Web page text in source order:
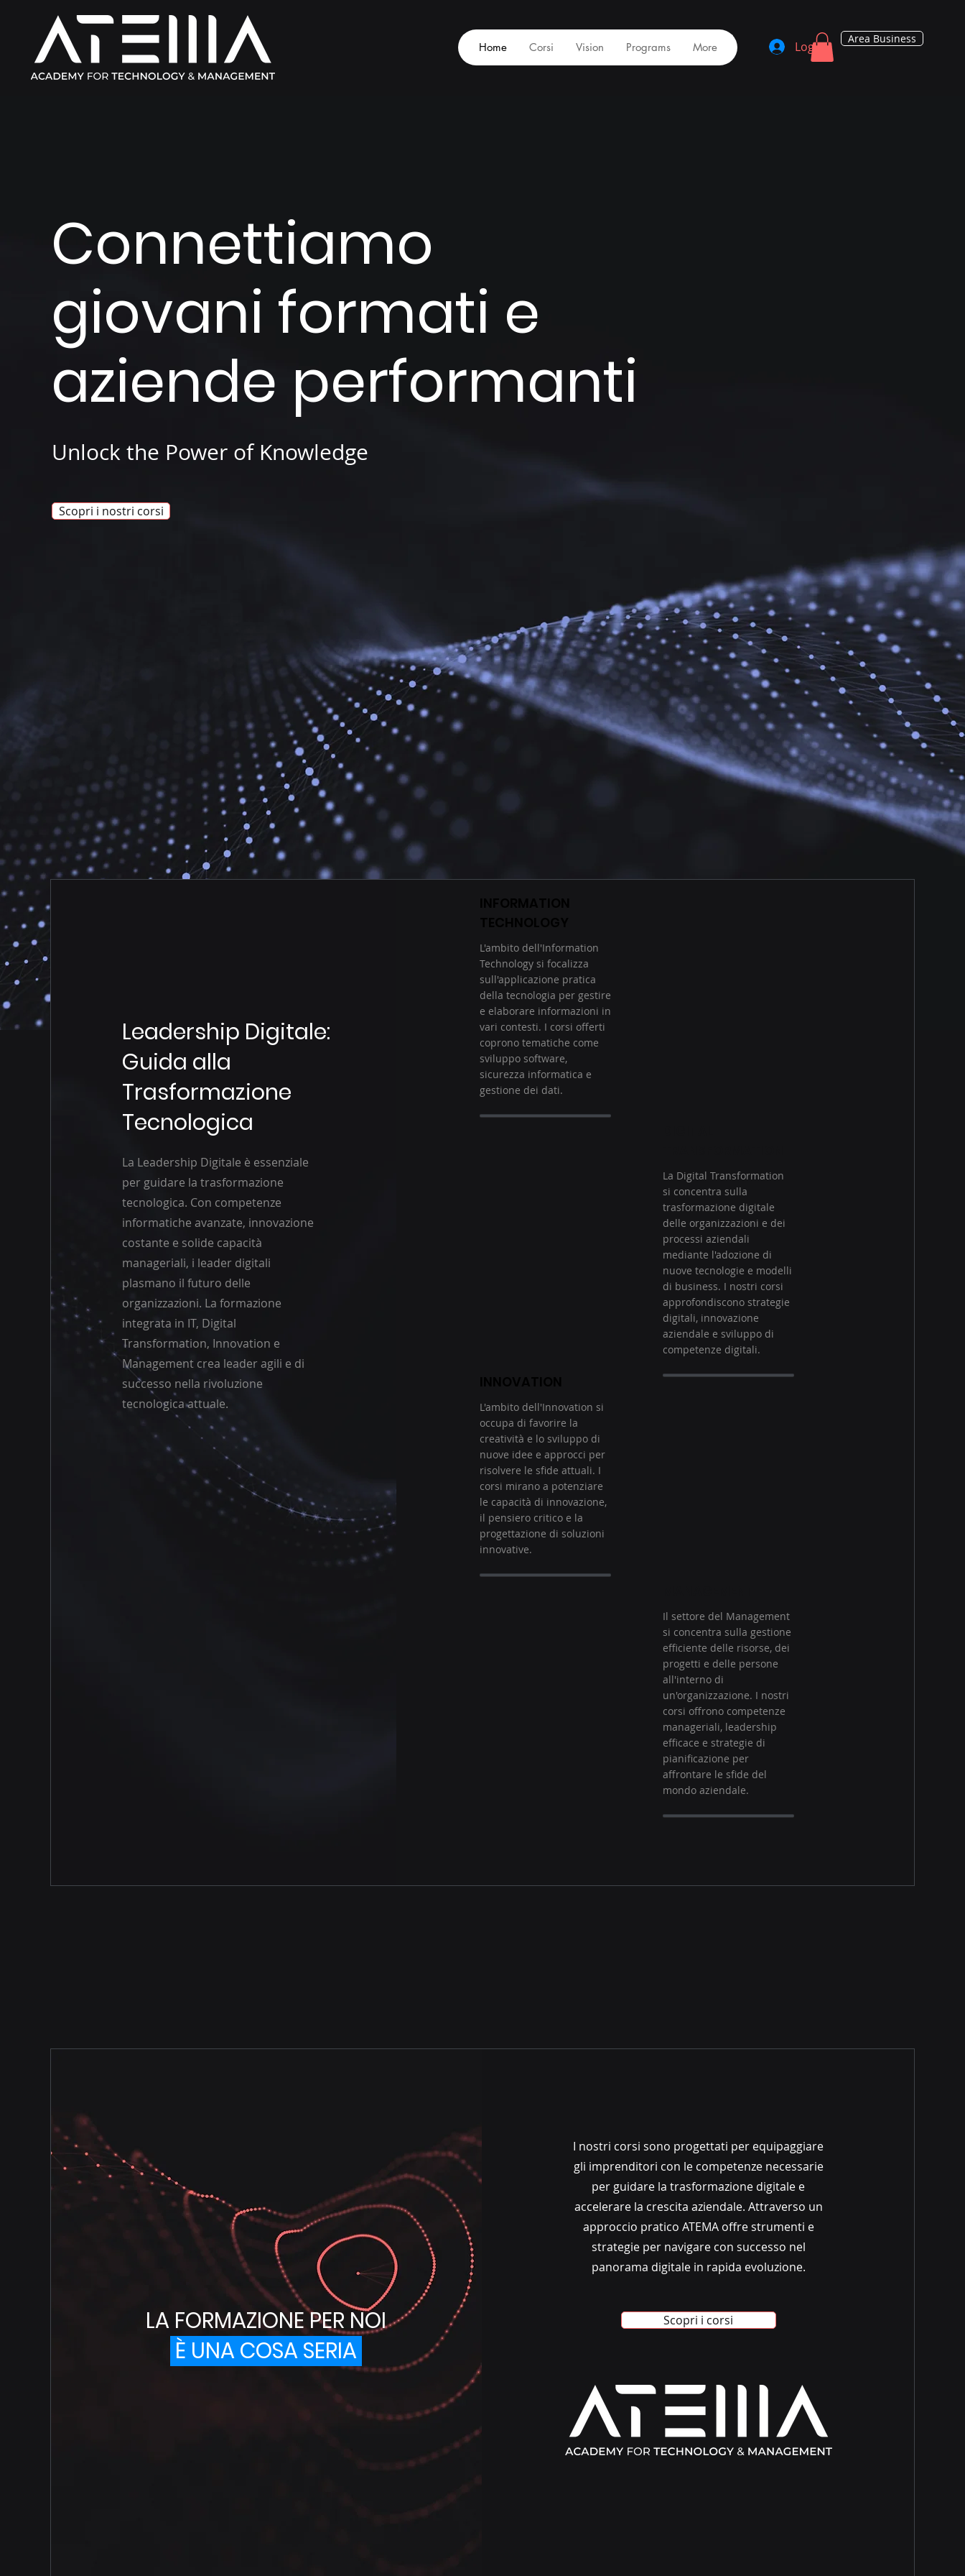
Home Corsi Vision Programs More Log In
Area Business
Connettiamo
giovani formati e
aziende performanti
Unlock the Power of Knowledge
Scopri i nostri corsi
Leadership Digitale:
Guida alla
Trasformazione
Tecnologica
La Leadership Digitale è essenziale
per guidare la trasformazione
tecnologica. Con competenze
informatiche avanzate, innovazione
costante e solide capacità
manageriali, i leader digitali
plasmano il futuro delle
organizzazioni. La formazione
integrata in IT, Digital
Transformation, Innovation e
Management crea leader agili e di
successo nella rivoluzione
tecnologica attuale.
L'ambito dell'Information
Technology si focalizza
sull'applicazione pratica
della tecnologia per gestire
e elaborare informazioni in
vari contesti. I corsi offerti
coprono tematiche come
sviluppo software,
sicurezza informatica e
gestione dei dati.
L'ambito dell'Innovation si
occupa di favorire la
creatività e lo sviluppo di
nuove idee e approcci per
risolvere le sfide attuali. I
corsi mirano a potenziare
le capacità di innovazione,
il pensiero critico e la
progettazione di soluzioni
innovative.
La Digital Transformation
si concentra sulla
trasformazione digitale
delle organizzazioni e dei
processi aziendali
mediante l'adozione di
nuove tecnologie e modelli
di business. I nostri corsi
approfondiscono strategie
digitali, innovazione
aziendale e sviluppo di
competenze digitali.
Il settore del Management
si concentra sulla gestione
efficiente delle risorse, dei
progetti e delle persone
all'interno di
un'organizzazione. I nostri
corsi offrono competenze
manageriali, leadership
efficace e strategie di
pianificazione per
affrontare le sfide del
mondo aziendale.
LA FORMAZIONE PER NOI
È UNA COSA SERIA
I nostri corsi sono progettati per equipaggiare
gli imprenditori con le competenze necessarie
per guidare la trasformazione digitale e
accelerare la crescita aziendale. Attraverso un
approccio pratico ATEMA offre strumenti e
strategie per navigare con successo nel
panorama digitale in rapida evoluzione.
Scopri i corsi